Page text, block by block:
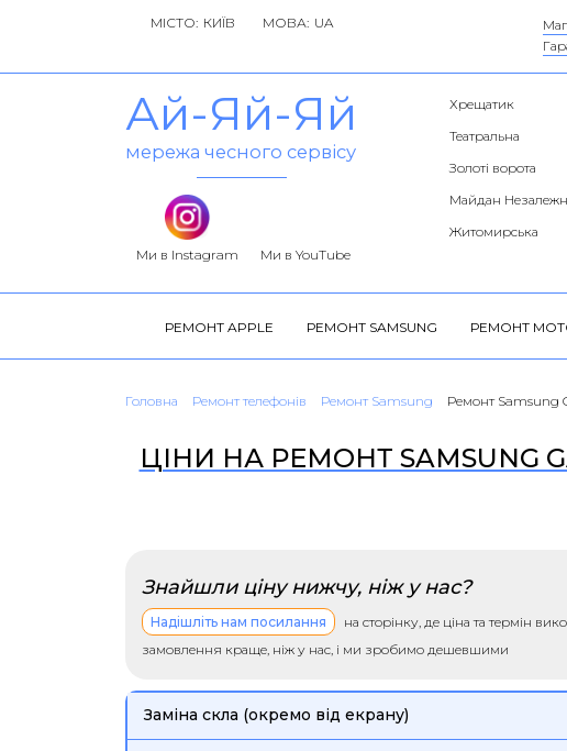
МІСТО: МОВА:
Ай-Яй-Яй
мережа чесного сервісу
Ми в Instagram Ми в YouTube
Хрещатик
Театральна
Золоті ворота
Майдан
Житомирська
РЕМОНТ APPLE РЕМОНТ SAMSUNG РЕМОНТ
Головна Ремонт телефонів Ремонт Samsung Ремонт Samsung
ЦІНИ НА РЕМОНТ SAMSUNG
Знайшли ціну нижчу, ніж у нас?
Надішліть нам посилання
на сторінку, де ціна та термін
замовлення краще, ніж у нас, і ми зробимо дешевшими
Заміна скла (окремо від екрану)